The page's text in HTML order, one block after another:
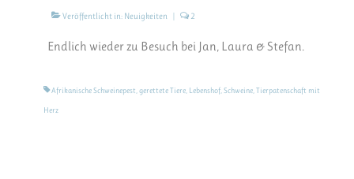
Veröffentlicht in: Neuigkeiten | 2
Endlich wieder zu Besuch bei Jan, Laura & Stefan.
Afrikanische Schweinepest gerettete Tiere Lebenshof Schweine Tierpatenschaft mit
Herz